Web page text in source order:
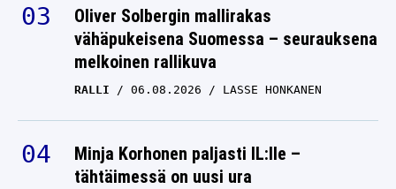
miehen kuolinvuoteella
merkittävän lupauksen
RED BULL
LASSE HONKANEN
F1-varikolla leviävät
romanssihuhut
RED BULL
Oliver Solbergin mallirakas
vähäpukeisena Suomessa – seurauksena
melkoinen rallikuva
RALLI 06.08.2026 LASSE HONKANEN
Minja Korhonen paljasti IL:lle –
tähtäimessä on uusi ura